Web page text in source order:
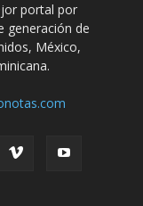
portal por
generación de
México,